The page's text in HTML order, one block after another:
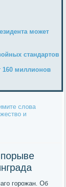
может
стандартов
160 миллионов
слова
и
гοрοжан. Об